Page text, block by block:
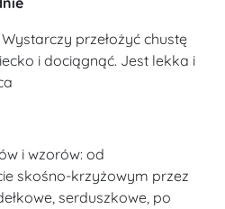
przełożyć chustę
i dociągnąć. Jest lekka i
i wzorów: od
skośno-krzyżowym przez
serduszkowe, po